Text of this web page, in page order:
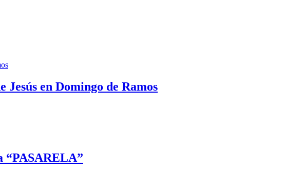
en Domingo de Ramos
“PASARELA”